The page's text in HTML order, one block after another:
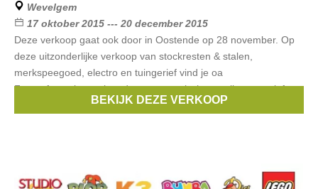
Wevelgem
17 oktober 2015 --- 20 december 2015
Deze verkoop gaat ook door in Oostende op 28 november. Op
deze uitzonderlijke verkoop van stockresten & stalen,
merkspeegoed, electro en tuingerief vind je oa
Frozenfantasiespeelgoed, sport, gezelschapspellen, creatief
,disney, studio 100,Philips
BEKIJK DEZE VERKOOP